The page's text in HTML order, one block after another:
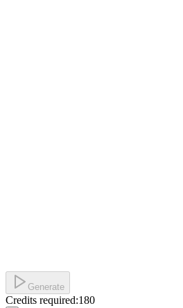
Generate
Credits required:180